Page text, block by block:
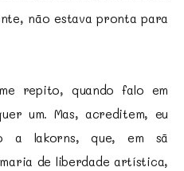
não estava pronta para
repito, quando falo em
um. Mas, acreditem, eu
a lakorns, que, em sã
de liberdade artística,